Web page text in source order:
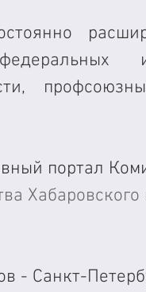
портал
Хабаровского
- Санкт-